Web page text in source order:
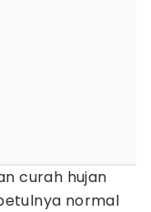
curah hujan
normal